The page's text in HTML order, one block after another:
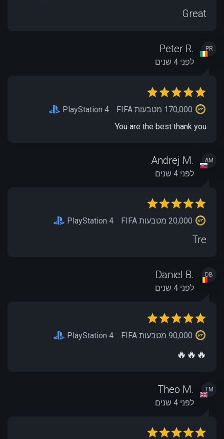
Great
PR
Peter R.
לפני 4 שנים
PlayStation 4
You are the best thank you
AM
Andrej M.
לפני 4 שנים
PlayStation 4
Tre
DB
Daniel B.
לפני 4 שנים
PlayStation 4
🔥🔥🔥
TM
Theo M.
לפני 4 שנים